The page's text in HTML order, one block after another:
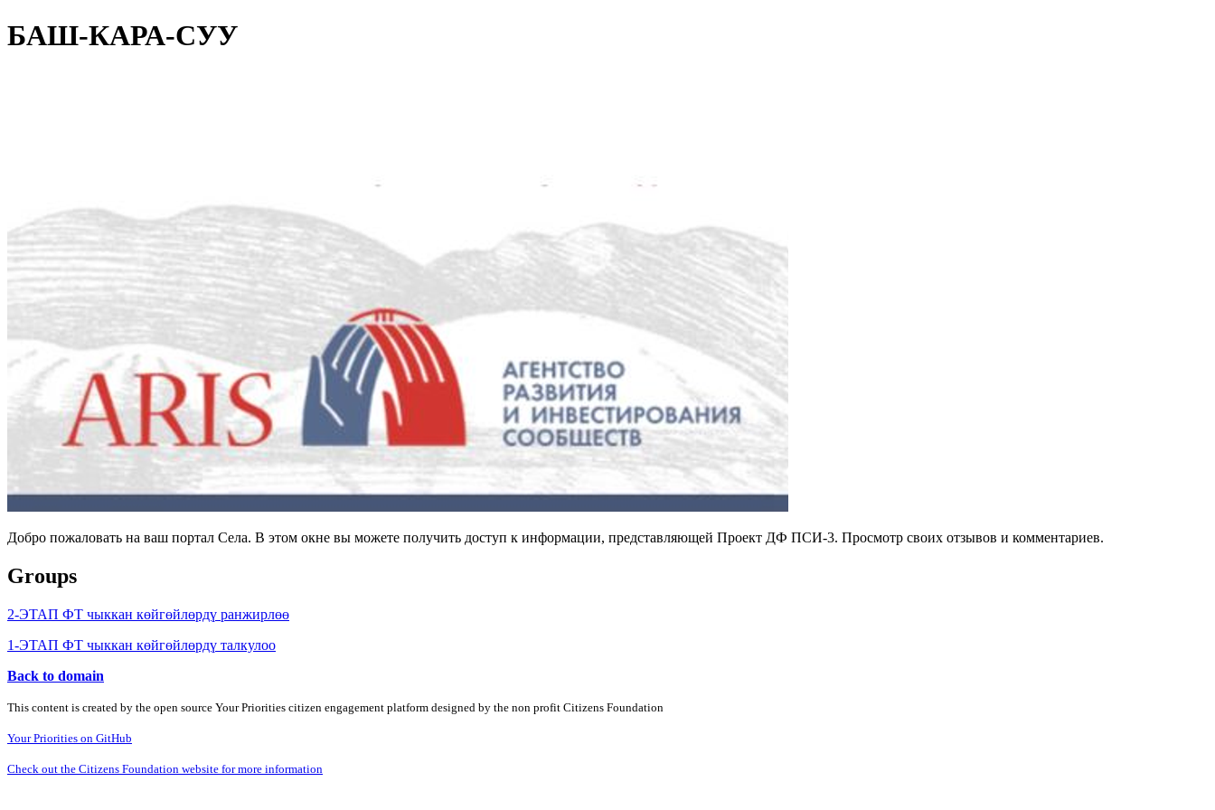
БАШ-КАРА-СУУ
Добро пожаловать на ваш портал Села. В этом окне вы можете получить доступ к информации, представляющей Проект ДФ ПСИ-3. Просмотр своих отзывов и комментариев.
Groups
2-ЭТАП ФТ чыккан көйгөйлөрдү ранжирлөө
1-ЭТАП ФТ чыккан көйгөйлөрдү талкулоо
Back to domain
This content is created by the open source Your Priorities citizen engagement platform designed by the non profit Citizens Foundation
Your Priorities on GitHub
Check out the Citizens Foundation website for more information